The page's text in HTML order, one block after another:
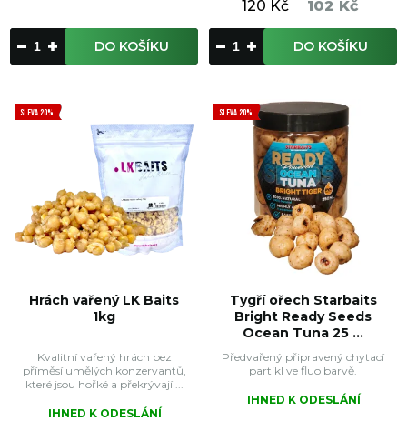
DO KOŠÍKU
120 Kč 102 Kč
DO KOŠÍKU
SLEVA 20%
Hrách vařený LK Baits
1kg
Kvalitní vařený hrách bez
příměsí umělých konzervantů,
které jsou hořké a překrývají ...
IHNED K ODESLÁNÍ
SLEVA 20%
Tygří ořech Starbaits
Bright Ready Seeds
Ocean Tuna 25 ...
Předvařený připravený chytací
partikl ve fluo barvě.
IHNED K ODESLÁNÍ